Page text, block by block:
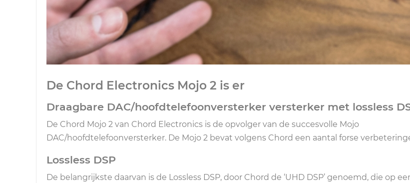
De Chord Electronics Mojo 2 is er
Draagbare DAC/hoofdtelefoonversterker versterker met lossless
De Chord Mojo 2 van Chord Electronics is de opvolger van de succesvolle Mojo
DAC/hoofdtelefoonversterker. De Mojo 2 bevat volgens Chord een aantal forse
Lossless DSP
De belangrijkste daarvan is de Lossless DSP, door Chord de ‘UHD DSP’ genoemd, die op